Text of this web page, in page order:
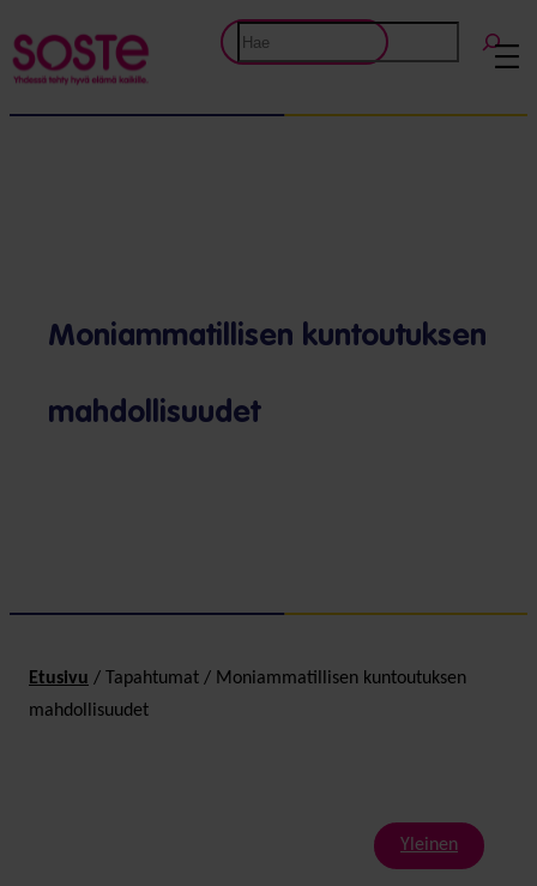
Etsi
Moniammatillisen kuntoutuksen
mahdollisuudet
Etusivu / Tapahtumat / Moniammatillisen kuntoutuksen
mahdollisuudet
Yleinen